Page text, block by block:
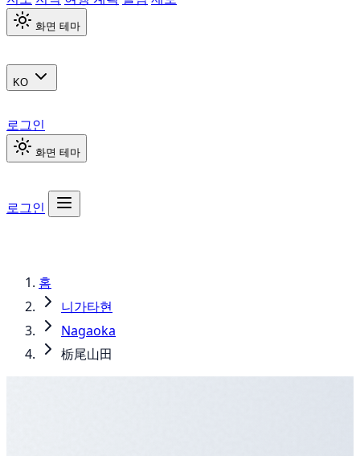
화면 테마
KO
로그인
화면 테마
로그인
홈
니가타현
Nagaoka
栃尾山田